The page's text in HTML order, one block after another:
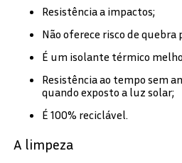
Resistência a impactos;
Não oferece risco de quebra
É um isolante térmico
Resistência ao tempo sem amarelar ou quebrar
quando exposto a luz solar;
É 100% reciclável.
A limpeza